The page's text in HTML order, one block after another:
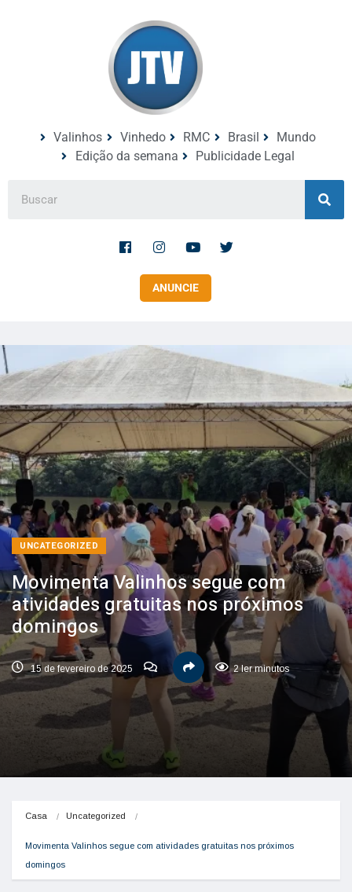
Valinhos Vinhedo RMC Brasil
Mundo
Edição da semana
Publicidade Legal
ANUNCIE
UNCATEGORIZED
Movimenta Valinhos segue com
atividades gratuitas nos próximos
domingos
15 de fevereiro de 2025 2 ler minutos
Casa Uncategorized
Movimenta Valinhos segue com atividades gratuitas nos próximos
domingos